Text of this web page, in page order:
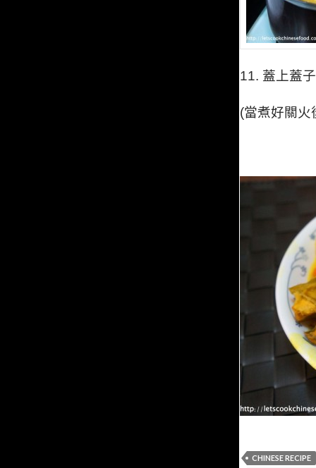
11. 蓋上蓋
(當煮好關火
CHINESE RECIPE